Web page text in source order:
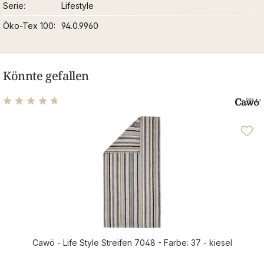
Serie
Lifestyle
Öko-Tex 100
94.0.9960
Könnte gefallen
Durchschnittliche Bewertung von 4.71 von 5 Sternen
Cawö - Life Style Streifen 7048 - Farbe: 37 - kiesel